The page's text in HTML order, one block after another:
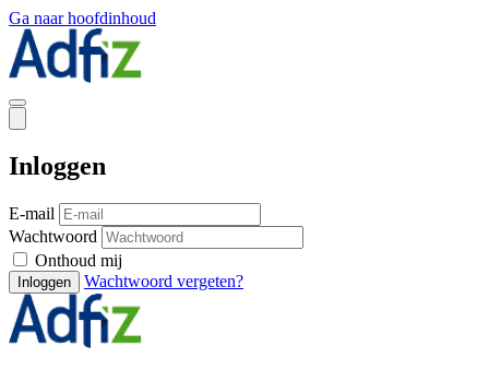
Ga naar hoofdinhoud
Inloggen
E-mail
Wachtwoord
Onthoud mij
Inloggen Wachtwoord vergeten?